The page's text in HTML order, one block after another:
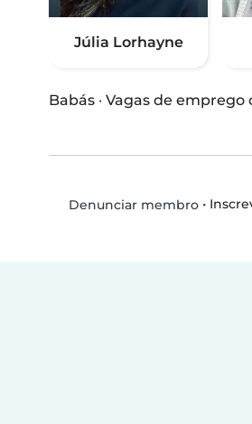
Júlia Lorhayne
Babás · Vagas de emprego
Denunciar membro•